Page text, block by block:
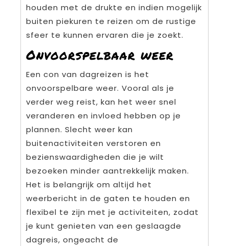
houden met de drukte en indien mogelijk
buiten piekuren te reizen om de rustige
sfeer te kunnen ervaren die je zoekt.
Onvoorspelbaar weer
Een con van dagreizen is het
onvoorspelbare weer. Vooral als je
verder weg reist, kan het weer snel
veranderen en invloed hebben op je
plannen. Slecht weer kan
buitenactiviteiten verstoren en
bezienswaardigheden die je wilt
bezoeken minder aantrekkelijk maken.
Het is belangrijk om altijd het
weerbericht in de gaten te houden en
flexibel te zijn met je activiteiten, zodat
je kunt genieten van een geslaagde
dagreis, ongeacht de